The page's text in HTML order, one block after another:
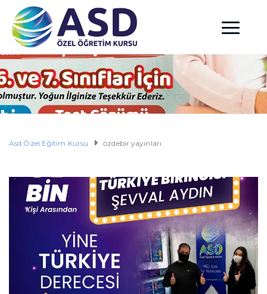
Asd Özel Eğitim Kursu özdebir yayınları